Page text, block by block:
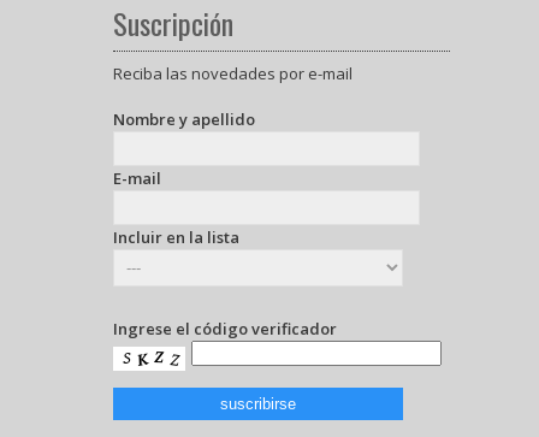
Suscripción
Reciba las novedades por e-mail
Nombre y apellido
E-mail
Incluir en la lista
Ingrese el código verificador